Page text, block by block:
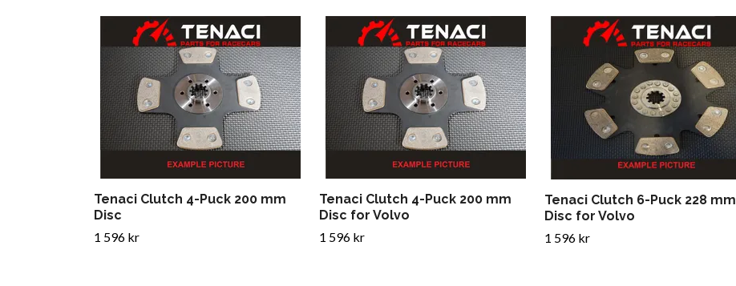
Tenaci Clutch 4-Puck 200 mm
Disc
1 596 kr
Tenaci Clutch 4-Puck 200 mm
Disc for Volvo
1 596 kr
Tenaci Clutch 6-Puck 228 mm
Disc for Volvo
1 596 kr